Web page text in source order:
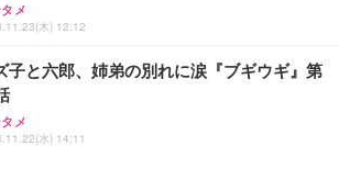
メ
木) 12:12
子と六郎、姉弟の別れに涙『ブギウギ』第
メ
水) 14:11